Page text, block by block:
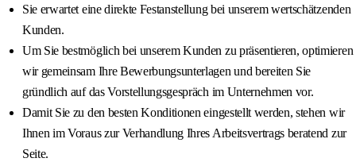
Sie erwartet eine direkte Festanstellung bei unserem wertschätzenden
Kunden.
Um Sie bestmöglich bei unserem Kunden zu präsentieren, optimieren
wir gemeinsam Ihre Bewerbungsunterlagen und bereiten Sie
gründlich auf das Vorstellungsgespräch im Unternehmen vor.
Damit Sie zu den besten Konditionen eingestellt werden, stehen wir
Ihnen im Voraus zur Verhandlung Ihres Arbeitsvertrags beratend zur
Seite.